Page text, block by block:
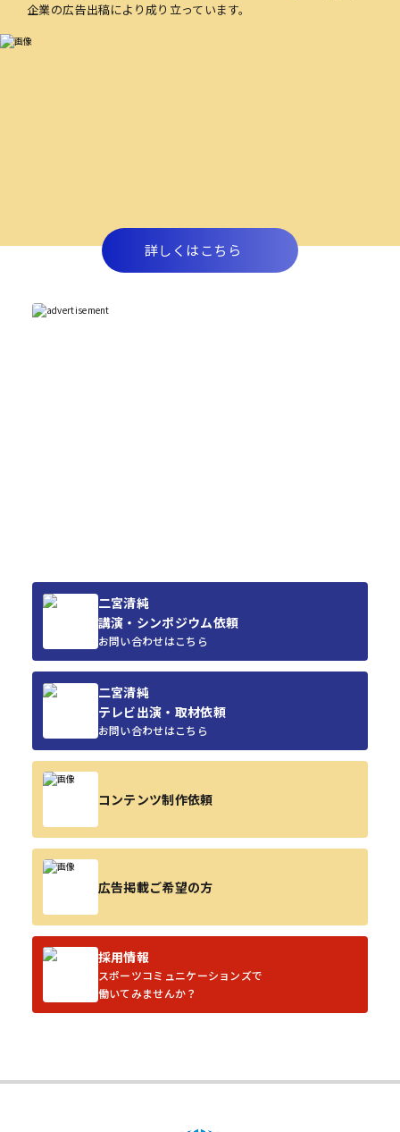
企業の広告出稿により成り立っています。
詳しくはこちら
二宮清純
講演・シンポジウム依頼
お問い合わせはこちら
二宮清純
テレビ出演・取材依頼
お問い合わせはこちら
コンテンツ制作依頼
広告掲載ご希望の方
採用情報
スポーツコミュニケーションズで
働いてみませんか？